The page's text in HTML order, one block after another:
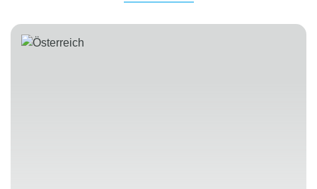
Qualifizierte Kinder- und Jugendbetreuungmit
altersgerechten Aktivitäten und